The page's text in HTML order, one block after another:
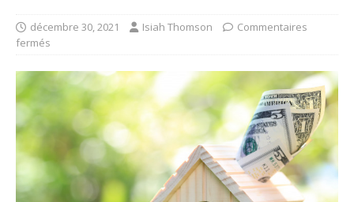
décembre 30, 2021 Isiah Thomson
Commentaires
fermés